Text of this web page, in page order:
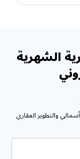
الشهرية
والتطوير العقاري